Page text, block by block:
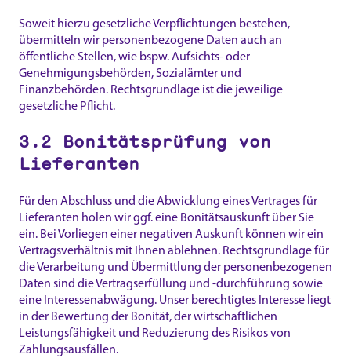
Soweit hierzu gesetzliche Verpflichtungen bestehen,
übermitteln wir personenbezogene Daten auch an
öffentliche Stellen, wie bspw. Aufsichts- oder
Genehmigungsbehörden, Sozialämter und
Finanzbehörden. Rechtsgrundlage ist die jeweilige
gesetzliche Pflicht.
3.2 Bonitätsprüfung von
Lieferanten
Für den Abschluss und die Abwicklung eines Vertrages für
Lieferanten holen wir ggf. eine Bonitätsauskunft über Sie
ein. Bei Vorliegen einer negativen Auskunft können wir ein
Vertragsverhältnis mit Ihnen ablehnen. Rechtsgrundlage für
die Verarbeitung und Übermittlung der personenbezogenen
Daten sind die Vertragserfüllung und -durchführung sowie
eine Interessenabwägung. Unser berechtigtes Interesse liegt
in der Bewertung der Bonität, der wirtschaftlichen
Leistungsfähigkeit und Reduzierung des Risikos von
Zahlungsausfällen.